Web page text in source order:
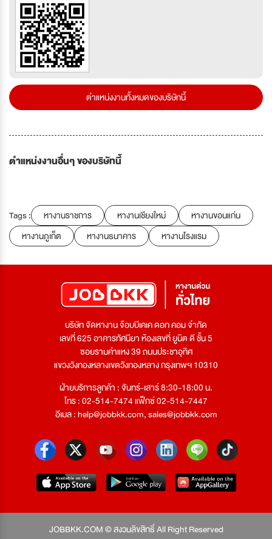
ตำแหน่งงานทั้งหมดของบริษัทนี้
ตำแหน่งงานอื่นๆ ของบริษัทนี้
Tags : หางานราชการ หางานเชียงใหม่
หางานขอนแก่น
หางานภูเก็ต
หางานธนาคาร หางานโรงแรม
บริษัท จัดหางาน จ๊อบบีเคเค ดอท คอม จำกัด
เลขที่ 625 อาคารทัศนียา ห้องเลขที่ ยูนิต ดี ชั้น 5
ซอยรามคำแหง 39 ถนนประชาอุทิศ
แขวงวังทองหลางเขตวังทองหลาง กรุงเทพฯ 10310
ฝ่ายบริการลูกค้า : จันทร์-เสาร์ 8:30-18:00 น.
โทร : 02-514-7474 แฟ็กซ์ 02-514-7447
อีเมล :help@jobbkk.com,sales@jobbkk.com
JOBBKK.COM © สงวนลิขสิทธิ์ All Right Reserved